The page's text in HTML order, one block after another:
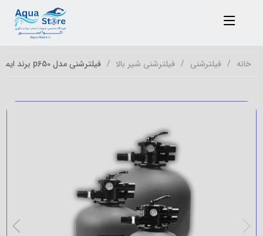
خانه فیلترشنی فیلترشنی شیر بالا فیلترشنی مدل p650 برند ایمکس